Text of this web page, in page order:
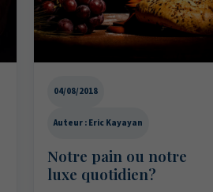
04/08/2018
Auteur : Eric Kayayan
Notre pain ou notre
luxe quotidien?